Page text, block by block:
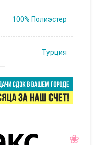
100% Полиэстер
Турция